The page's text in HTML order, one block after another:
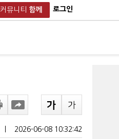
커뮤니티 함께 로그인
2026-06-08 10:32:42